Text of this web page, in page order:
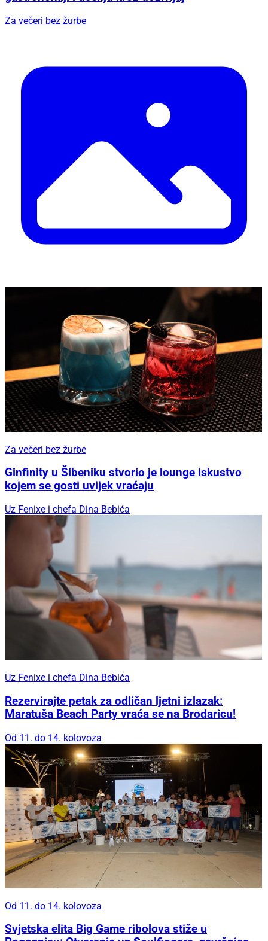
Za večeri bez žurbe
Za večeri bez žurbe
Ginfinity u Šibeniku stvorio je lounge iskustvo
kojem se gosti uvijek vraćaju
Uz Fenixe i chefa Dina Bebića
Uz Fenixe i chefa Dina Bebića
Rezervirajte petak za odličan ljetni izlazak:
Maratuša Beach Party vraća se na Brodaricu!
Od 11. do 14. kolovoza
Od 11. do 14. kolovoza
Svjetska elita Big Game ribolova stiže u